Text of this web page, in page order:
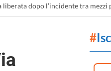
dopo l’incidente tra mezzi
#